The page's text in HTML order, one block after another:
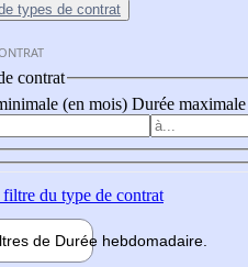
types de contrat
contrat
(en mois) Durée
du type de contrat
de Durée hebdomadaire